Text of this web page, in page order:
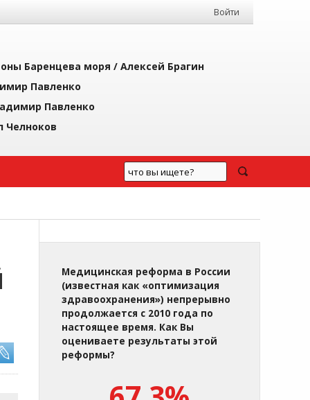
Войти
Баренцева моря / Алексей Брагин
Павленко
Павленко
Челноков
Медицинская реформа в России
(известная как «оптимизация
здравоохранения») непрерывно
продолжается с 2010 года по
настоящее время. Как Вы
оцениваете результаты этой
реформы?